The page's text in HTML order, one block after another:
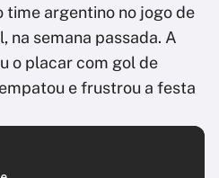
time argentino no jogo de
na semana passada. A
o placar com gol de
e frustrou a festa